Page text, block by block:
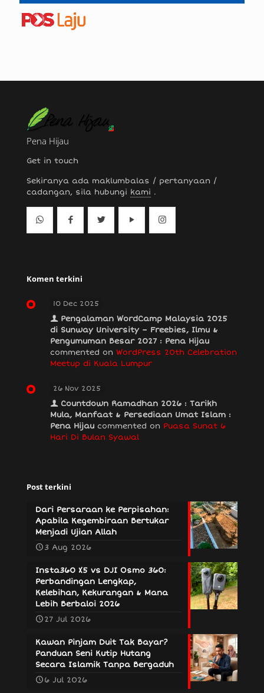
Pena Hijau
Get in touch
Sekiranya ada maklumbalas / pertanyaan /
cadangan, sila hubungi kami .
Komen terkini
10 Dec 2025
Pengalaman WordCamp Malaysia 2025
di Sunway University – Freebies, Ilmu &
Pengumuman Besar 2027 : Pena Hijau
commented on WordPress 20th Celebration
Meetup di Kuala Lumpur
26 Nov 2025
Countdown Ramadhan 2026 : Tarikh
Mula, Manfaat & Persediaan Umat Islam :
Pena Hijau commented on Puasa Sunat 6
Hari Di Bulan Syawal
Post terkini
Dari Persaraan ke Perpisahan:
Apabila Kegembiraan Bertukar
Menjadi Ujian Allah
3 Aug 2026
Insta360 X5 vs DJI Osmo 360:
Perbandingan Lengkap,
Kelebihan, Kekurangan & Mana
Lebih Berbaloi 2026
27 Jul 2026
Kawan Pinjam Duit Tak Bayar?
Panduan Seni Kutip Hutang
Secara Islamik Tanpa Bergaduh
6 Jul 2026